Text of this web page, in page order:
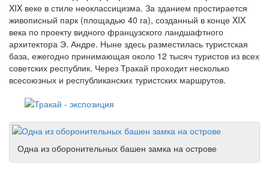
XIX веке в стиле неоклассицизма. За зданием простирается
живописный парк (площадью 40 га), созданный в конце XIX
века по проекту видного французского ландшафтного
архитектора Э. Андре. Ныне здесь разместилась туристская
база, ежегодно принимающая около 12 тысяч туристов из всех
советских республик. Через Тракай проходит несколько
всесоюзных и республиканских туристских маршрутов.
Одна из оборонительных башен замка на острове